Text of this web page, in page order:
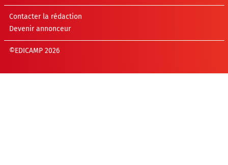
Contacter la rédaction
Devenir annonceur
©EDICAMP 2026